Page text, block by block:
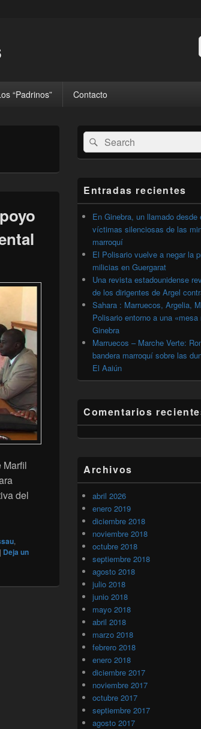
“Padrinos” Contacto
Marfil
del
reiteran su apoyo a la marroquíneidad
,
| Deja un
El
área
de
widget
lateral
primaria
Buscar
por:
Buscar
Entradas recientes
En Ginebra, un llamado desde
víctimas silenciosas de las
marroquí
El Polisario vuelve a negar la
milicias en Guergarat
Una revista estadounidense
de los dirigentes de Argel
Sahara : Marruecos, Argelia,
Polisario entorno a una «mesa
Ginebra
Marruecos – Marche Verte:
bandera marroquí sobre las
El Aaiún
Comentarios
Archivos
abril 2026
enero 2019
diciembre 2018
noviembre 2018
octubre 2018
septiembre 2018
agosto 2018
julio 2018
junio 2018
mayo 2018
abril 2018
marzo 2018
febrero 2018
enero 2018
diciembre 2017
noviembre 2017
octubre 2017
septiembre 2017
agosto 2017